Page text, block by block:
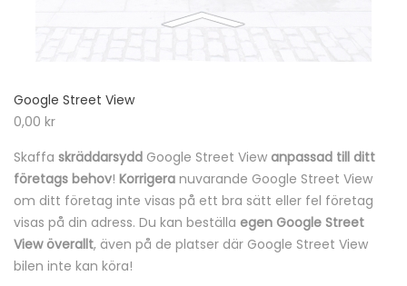
Google Street View
0,00 kr
Skaffa skräddarsydd Google Street View anpassad till ditt
företags behov! Korrigera nuvarande Google Street View
om ditt företag inte visas på ett bra sätt eller fel företag
visas på din adress. Du kan beställa egen Google Street
View överallt, även på de platser där Google Street View
bilen inte kan köra!